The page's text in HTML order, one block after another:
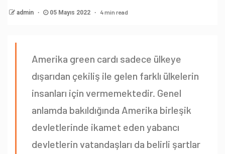
admin 05 Mayıs 2022 4 min read
Amerika green cardı sadece ülkeye
dışarıdan çekiliş ile gelen farklı ülkelerin
insanları için vermemektedir. Genel
anlamda bakıldığında Amerika birleşik
devletlerinde ikamet eden yabancı
devletlerin vatandaşları da belirli şartlar